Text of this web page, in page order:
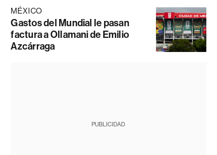
MÉXICO
Gastos del Mundial le pasan
factura a Ollamani de Emilio
Azcárraga
PUBLICIDAD